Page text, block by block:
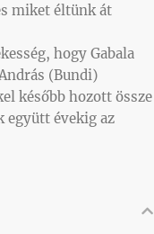
miket éltünk át
hogy Gabala
(Bundi)
később hozott össze
együtt évekig az